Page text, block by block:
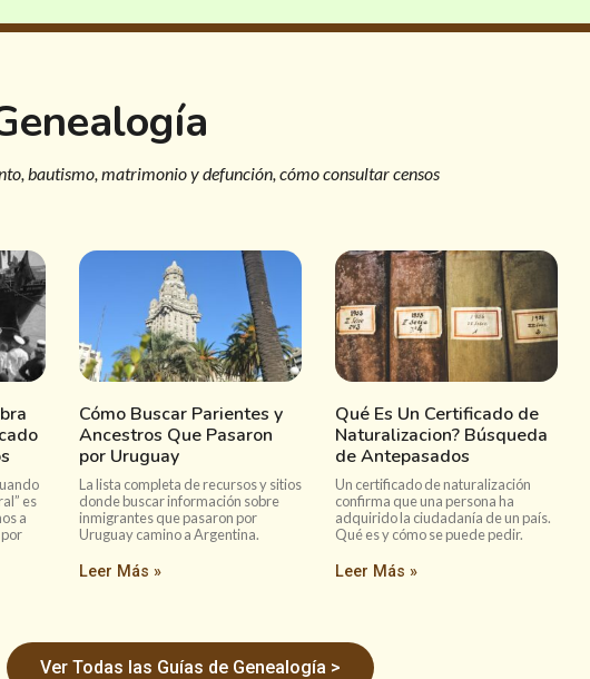
bautismo, matrimonio y defunción, cómo consultar censos
es
a
Cómo Buscar Parientes y
Ancestros Que Pasaron
por Uruguay
La lista completa de recursos y sitios
donde buscar información sobre
inmigrantes que pasaron por
Uruguay camino a Argentina.
Leer Más »
Qué Es Un Certificado de
Naturalizacion? Búsqueda
de Antepasados
Un certificado de naturalización
confirma que una persona ha
adquirido la ciudadanía de un país.
Qué es y cómo se puede pedir.
Leer Más »
Ver Todas las Guías de Genealogía >